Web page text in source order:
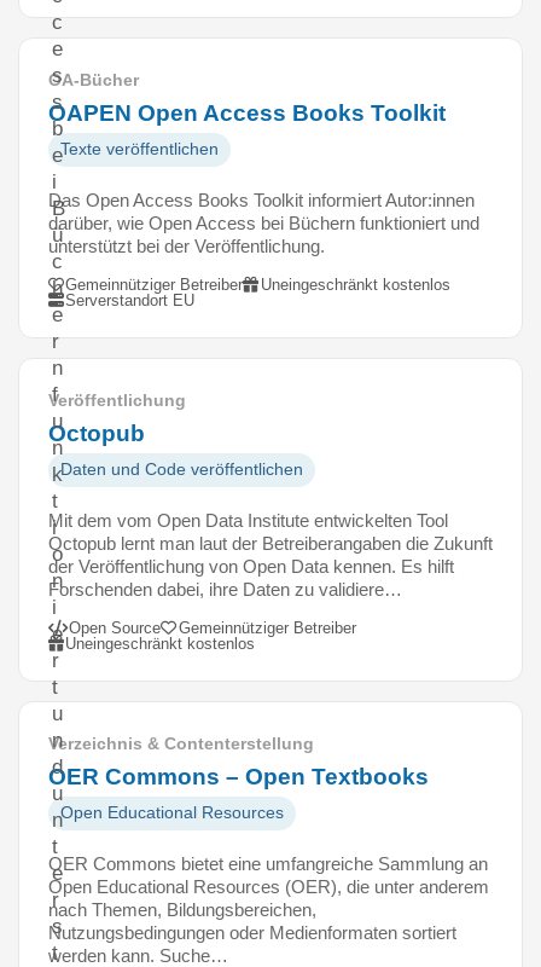
c
e
s
s
b
e
i
B
ü
c
h
e
r
n
f
u
n
k
t
i
o
n
i
e
r
t
u
n
d
u
n
t
e
r
s
t
OA-Bücher
OAPEN Open Access Books Toolkit
Texte veröffentlichen
Das Open Access Books Toolkit informiert Autor:innen
darüber, wie Open Access bei Büchern funktioniert und
unterstützt bei der Veröffentlichung.
Gemeinnütziger Betreiber
Uneingeschränkt kostenlos
Serverstandort EU
Veröffentlichung
Octopub
Daten und Code veröffentlichen
Mit dem vom Open Data Institute entwickelten Tool
Octopub lernt man laut der Betreiberangaben die Zukunft
der Veröffentlichung von Open Data kennen. Es hilft
Forschenden dabei, ihre Daten zu validiere…
Open Source
Gemeinnütziger Betreiber
Uneingeschränkt kostenlos
Verzeichnis & Contenterstellung
OER Commons – Open Textbooks
Open Educational Resources
OER Commons bietet eine umfangreiche Sammlung an
Open Educational Resources (OER), die unter anderem
nach Themen, Bildungsbereichen,
Nutzungsbedingungen oder Medienformaten sortiert
werden kann. Suche…